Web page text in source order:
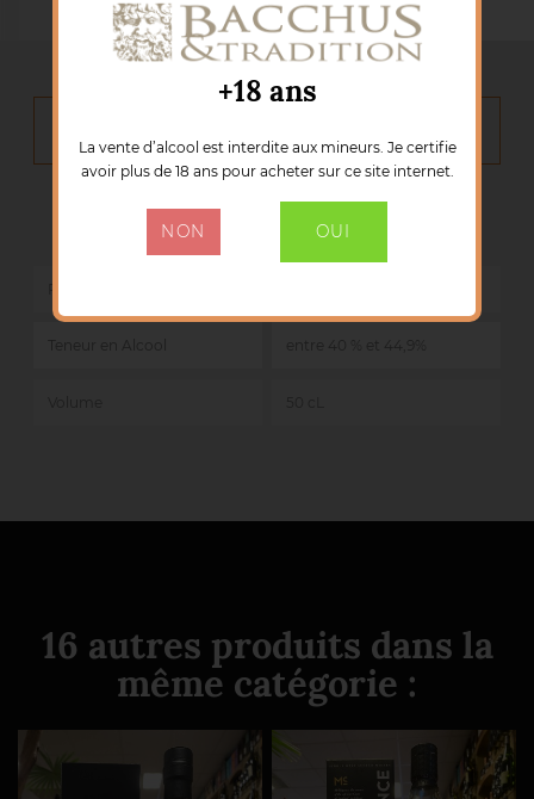
CHÂTEAU DE LAUBADE
Référence : 50204
16 autres produits dans la
même catégorie :
+18 ans
La vente d’alcool est interdite aux mineurs. Je certifie
avoir plus de 18 ans pour acheter sur ce site internet.
NON OUI